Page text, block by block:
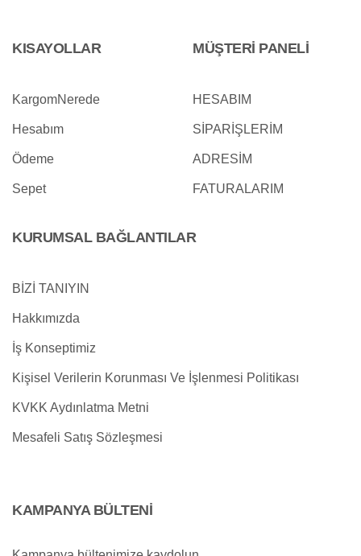
KISAYOLLAR
KargomNerede
Hesabım
Ödeme
Sepet
MÜŞTERİ PANELİ
HESABIM
SİPARİŞLERİM
ADRESİM
FATURALARIM
KURUMSAL BAĞLANTILAR
BİZİ TANIYIN
Hakkımızda
İş Konseptimiz
Kişisel Verilerin Korunması Ve İşlenmesi Politikası
KVKK Aydınlatma Metni
Mesafeli Satış Sözleşmesi
KAMPANYA BÜLTENİ